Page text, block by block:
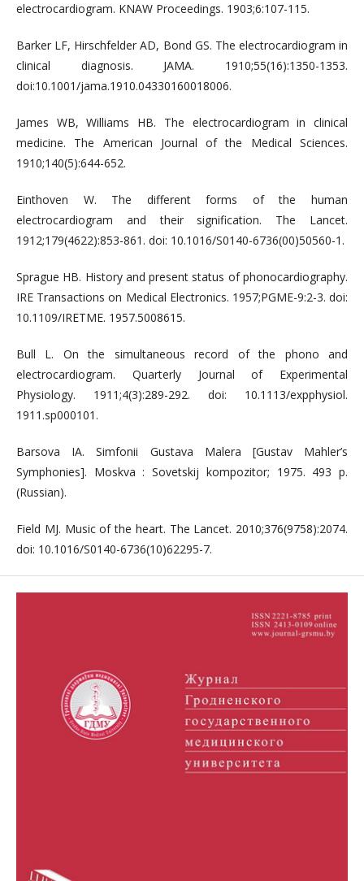
electrocardiogram. KNAW Proceedings. 1903;6:107-115.
Barker LF, Hirschfelder AD, Bond GS. The electrocardiogram in
clinical diagnosis. JAMA. 1910;55(16):1350-1353.
doi:10.1001/jama.1910.04330160018006.
James WB, Williams HB. The electrocardiogram in clinical
medicine. The American Journal of the Medical Sciences.
1910;140(5):644-652.
Einthoven W. The different forms of the human
electrocardiogram and their signification. The Lancet.
1912;179(4622):853-861. doi: 10.1016/S0140-6736(00)50560-1.
Sprague HB. History and present status of phonocardiography.
IRE Transactions on Medical Electronics. 1957;PGME-9:2-3. doi:
10.1109/IRETME. 1957.5008615.
Bull L. On the simultaneous record of the phono and
electrocardiogram. Quarterly Journal of Experimental
Physiology. 1911;4(3):289-292. doi: 10.1113/expphysiol.
1911.sp000101.
Barsova IA. Simfonii Gustava Malera [Gustav Mahler’s
Symphonies]. Moskva : Sovetskij kompozitor; 1975. 493 p.
(Russian).
Field MJ. Music of the heart. The Lancet. 2010;376(9758):2074.
doi: 10.1016/S0140-6736(10)62295-7.